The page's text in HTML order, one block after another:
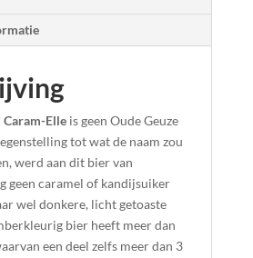
Elle is geen Oude Geuze
tot wat de naam zou
werd aan dit bier van
geen caramel of kandijsuiker
wel donkere, licht getoaste
bier heeft meer dan
een deel zelfs meer dan 3